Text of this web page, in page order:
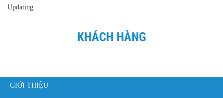
Updating
KHÁCH HÀNG
GIỚI THIỆU